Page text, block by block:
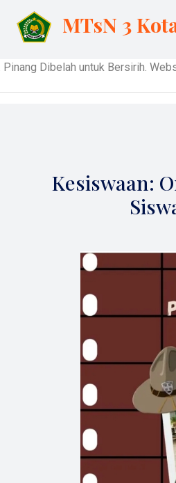
MTsN 3
untuk Bersirih. Website
Kesiswaan: